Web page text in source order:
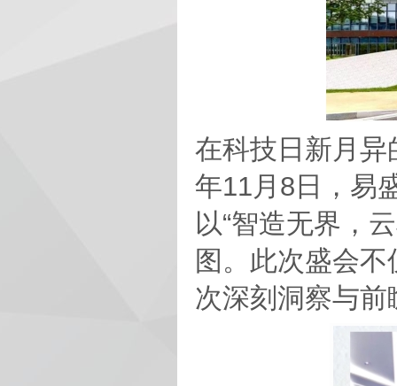
在科技日新月
年11月8日，易
以“智造无界，
图。此次盛会
次深刻洞察与前